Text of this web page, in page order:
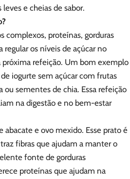
e cheias de sabor.
complexos, proteínas, gorduras
regular os níveis de açúcar no
próxima refeição. Um bom exemplo
iogurte sem açúcar com frutas
sementes de chia. Essa refeição
na digestão e no bem-estar
abacate e ovo mexido. Esse prato é
fibras que ajudam a manter o
fonte de gorduras
proteínas que ajudam na